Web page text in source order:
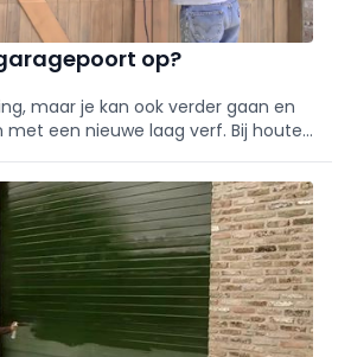
op?
maar je kan ook verder gaan en
met een nieuwe laag verf. Bij houten
materialen hebben dit in
maar je kan ze wel